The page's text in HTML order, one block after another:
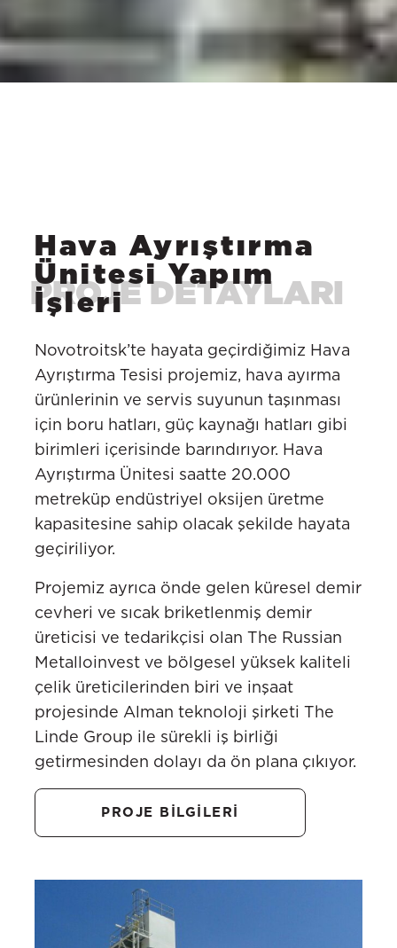
Hava Ayrıştırma
Ünitesi Yapım
İşleri
Novotroitsk’te hayata geçirdiğimiz Hava
Ayrıştırma Tesisi projemiz, hava ayırma
ürünlerinin ve servis suyunun taşınması
için boru hatları, güç kaynağı hatları gibi
birimleri içerisinde barındırıyor. Hava
Ayrıştırma Ünitesi saatte 20.000
metreküp endüstriyel oksijen üretme
kapasitesine sahip olacak şekilde hayata
geçiriliyor.
Projemiz ayrıca önde gelen küresel demir
cevheri ve sıcak briketlenmiş demir
üreticisi ve tedarikçisi olan The Russian
Metalloinvest ve bölgesel yüksek kaliteli
çelik üreticilerinden biri ve inşaat
projesinde Alman teknoloji şirketi The
Linde Group ile sürekli iş birliği
getirmesinden dolayı da ön plana çıkıyor.
PROJE BİLGİLERİ